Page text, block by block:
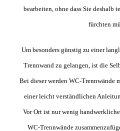
bearbeiten, ohne dass Sie deshalb
fürchten
Um besonders günstig zu einer
Trennwand zu gelangen, ist die
Bei dieser werden WC-Trennwände
einer leicht verständlichen
Vor Ort ist nur wenig
WC-Trennwände